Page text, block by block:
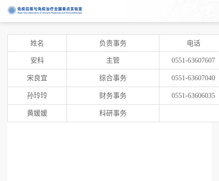
姓名 负责事务 电话
安科 主管 0551-63607607
宋良宜 综合事务 0551-63607040
孙玲玲 财务事务 0551-63606035
黄媛媛 科研事务